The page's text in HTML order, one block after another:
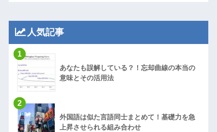
人気記事
1
あなたも誤解している？！忘却曲線の本当の
意味とその活用法
2
外国語は似た言語同士まとめて！基礎力を急
上昇させられる組み合わせ